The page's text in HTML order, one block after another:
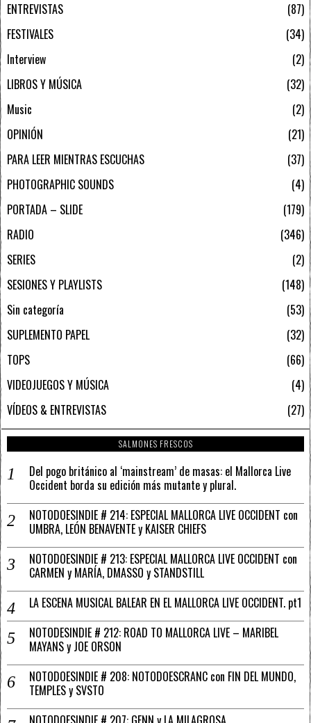
ENTREVISTAS
87
FESTIVALES
34
Interview
2
LIBROS Y MÚSICA
32
Music
2
OPINIÓN
21
PARA LEER MIENTRAS ESCUCHAS
37
PHOTOGRAPHIC SOUNDS
4
PORTADA – SLIDE
179
RADIO
346
SERIES
2
SESIONES Y PLAYLISTS
148
Sin categoría
53
SUPLEMENTO PAPEL
32
TOPS
66
VIDEOJUEGOS Y MÚSICA
4
VÍDEOS & ENTREVISTAS
27
SALMONES FRESCOS
Del pogo británico al ‘mainstream’ de masas: el Mallorca Live
Occident borda su edición más mutante y plural.
NOTODOESINDIE # 214: ESPECIAL MALLORCA LIVE OCCIDENT con
UMBRA, LEÓN BENAVENTE y KAISER CHIEFS
NOTODOESINDIE # 213: ESPECIAL MALLORCA LIVE OCCIDENT con
CARMEN y MARÍA, DMASSO y STANDSTILL
LA ESCENA MUSICAL BALEAR EN EL MALLORCA LIVE OCCIDENT. pt1
NOTODESINDIE # 212: ROAD TO MALLORCA LIVE – MARIBEL
MAYANS y JOE ORSON
NOTODOESINDIE # 208: NOTODOESCRANC con FIN DEL MUNDO,
TEMPLES y SVSTO